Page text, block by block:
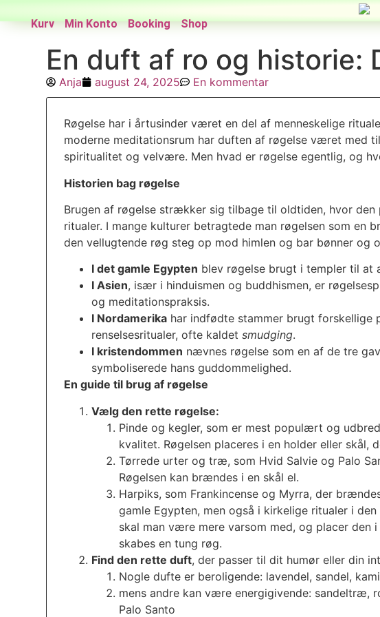
Kurv Min Konto Booking Shop
En duft af ro og historie:
Anja august 24, 2025 En kommentar
Røgelse har i årtusinder været en del af menneskelige
moderne meditationsrum har duften af røgelse været med
spiritualitet og velvære. Men hvad er røgelse egentlig, og
Historien bag røgelse
Brugen af røgelse strækker sig tilbage til oldtiden, hvor
ritualer. I mange kulturer betragtede man røgelsen som en
den vellugtende røg steg op mod himlen og bar bønner og
I det gamle Egypten blev røgelse brugt i templer til at
I Asien, især i hinduismen og buddhismen, er
og meditationspraksis.
I Nordamerika har indfødte stammer brugt forskellige
renselsesritualer, ofte kaldetsmudging.
I kristendommen nævnes røgelse som en af de tre
symboliserede hans guddommelighed.
En guide til brug af røgelse
Vælg den rette røgelse:
Pinde og kegler, som er mest populært og
kvalitet. Røgelsen placeres i en holder eller skål,
Tørrede urter og træ, som Hvid Salvie og Palo
Røgelsen kan brændes i en skål el.
Harpiks, som Frankincense og Myrra, der
gamle Egypten, men også i kirkelige ritualer i
skal man være mere varsom med, og placer den
skabes en tung røg.
Find den rette duft, der passer til dit humør eller din
Nogle dufte er beroligende: lavendel, sandel,
mens andre kan være energigivende: sandeltræ,
Palo Santo